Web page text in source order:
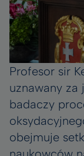
Profesor sir
uznawany za
badaczy
obejmuje